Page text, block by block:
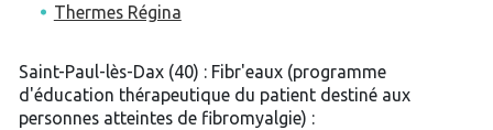
Thermes Régina
Saint-Paul-lès-Dax (40) : Fibr'eaux (programme
d'éducation thérapeutique du patient destiné aux
personnes atteintes de fibromyalgie) :